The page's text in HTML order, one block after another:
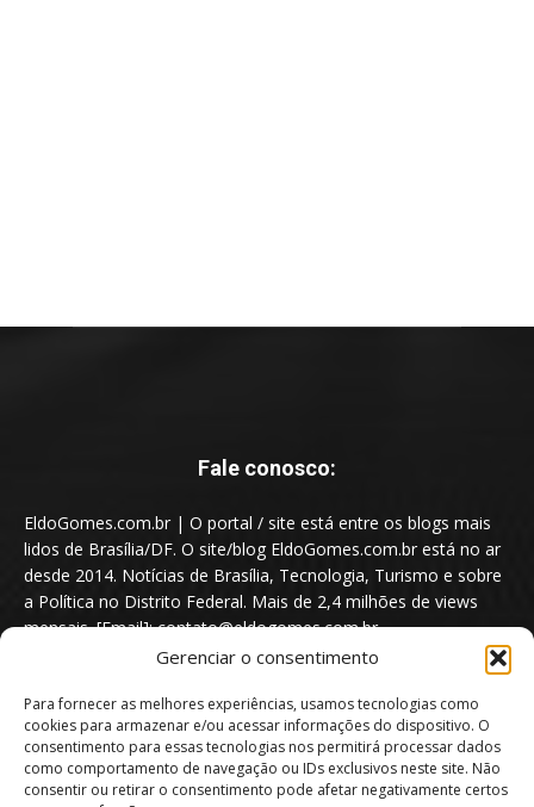
Gerenciar o consentimento
Para fornecer as melhores experiências, usamos tecnologias como
cookies para armazenar e/ou acessar informações do dispositivo. O
consentimento para essas tecnologias nos permitirá processar dados
como comportamento de navegação ou IDs exclusivos neste site. Não
consentir ou retirar o consentimento pode afetar negativamente certos
Fale conosco:
EldoGomes.com.br | O portal / site está entre os blogs mais
lidos de Brasília/DF. O site/blog EldoGomes.com.br está no ar
desde 2014. Notícias de Brasília, Tecnologia, Turismo e sobre
a Política no Distrito Federal. Mais de 2,4 milhões de views
mensais. [Email]: contato@eldogomes.com.br